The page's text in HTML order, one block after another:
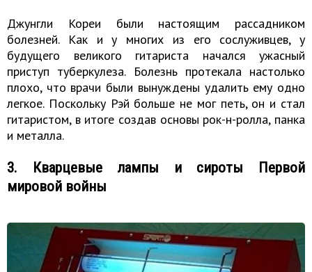
Джунгли Кореи были настоящим рассадником
болезней. Как и у многих из его сослуживцев, у
будущего великого гитариста начался ужасный
приступ туберкулеза. Болезнь протекала настолько
плохо, что врачи были вынуждены удалить ему одно
легкое. Поскольку Рэй больше не мог петь, он и стал
гитаристом, в итоге создав основы рок-н-ролла, панка
и металла.
3. Кварцевые лампы и сироты Первой
мировой войны